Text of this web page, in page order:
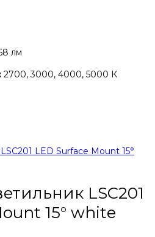
лм
2700, 3000, 4000, 5000 К
LSC201
15° white